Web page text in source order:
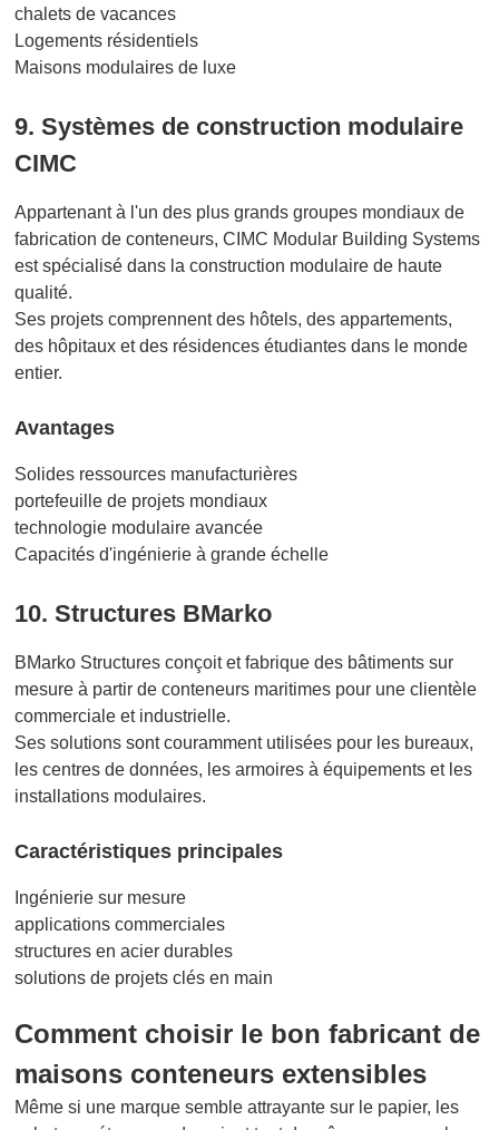
chalets de vacances
Logements résidentiels
Maisons modulaires de luxe
9. Systèmes de construction modulaire
CIMC
Appartenant à l'un des plus grands groupes mondiaux de
fabrication de conteneurs, CIMC Modular Building Systems
est spécialisé dans la construction modulaire de haute
qualité.
Ses projets comprennent des hôtels, des appartements,
des hôpitaux et des résidences étudiantes dans le monde
entier.
Avantages
Solides ressources manufacturières
portefeuille de projets mondiaux
technologie modulaire avancée
Capacités d'ingénierie à grande échelle
10. Structures BMarko
BMarko Structures conçoit et fabrique des bâtiments sur
mesure à partir de conteneurs maritimes pour une clientèle
commerciale et industrielle.
Ses solutions sont couramment utilisées pour les bureaux,
les centres de données, les armoires à équipements et les
installations modulaires.
Caractéristiques principales
Ingénierie sur mesure
applications commerciales
structures en acier durables
solutions de projets clés en main
Comment choisir le bon fabricant de
maisons conteneurs extensibles
Même si une marque semble attrayante sur le papier, les